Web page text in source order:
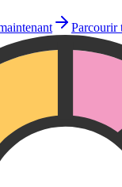
Parcourir